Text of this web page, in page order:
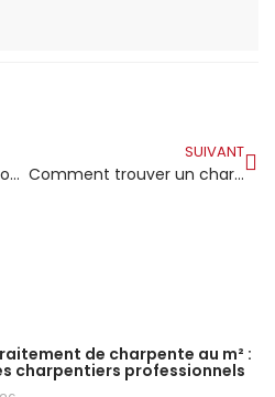
Hydrofuge de toiture à Pontault-Combault : dans ce secteur du 77 les propriétaires adoptent enfin les bons réflexes
SUIVANT
Comment trouver un charpentier fiable à Arles ?
de charpente au m² :
charpentiers professionnels